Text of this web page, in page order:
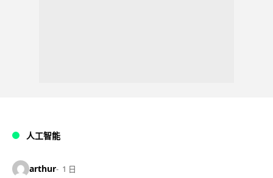
人工智能
arthur 1 日